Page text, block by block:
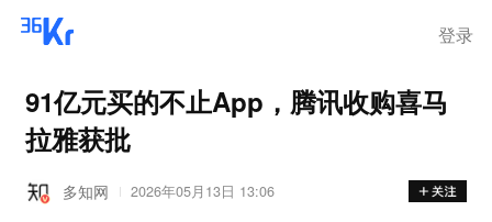
登录
91亿元买的不止App，腾讯收购喜马
拉雅获批
多知网 2026年05月13日 13:06